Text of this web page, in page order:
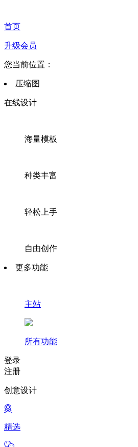
首页
升级会员
您当前位置：
压缩图
在线设计
海量模板
种类丰富
轻松上手
自由创作
更多功能
主站
所有功能
登录
注册
创意设计
精选